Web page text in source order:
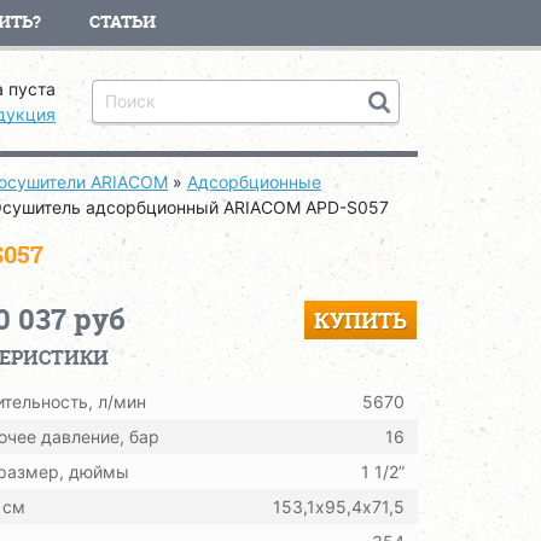
СТАТЬИ
пуста
ARIACOM » Адсорбционные
адсорбционный ARIACOM APD-S057
037 руб КУПИТЬ
л/мин
5670
давление, бар
16
дюймы
1 1/2”
см
153,1х95,4х71,5